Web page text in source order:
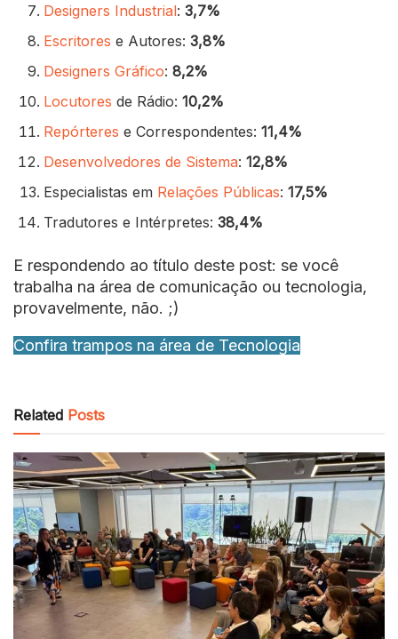
Designers Industrial:3,7%
Escritores e Autores:3,8%
Designers Gráfico:8,2%
Locutores de Rádio:10,2%
Repórteres e Correspondentes:11,4%
Desenvolvedores de Sistema:12,8%
Especialistas em Relações Públicas:17,5%
Tradutores e Intérpretes:38,4%
E respondendo ao título deste post: se você
trabalha na área de comunicação ou tecnologia,
provavelmente, não. ;)
Confira trampos na área de Tecnologia
Related Posts